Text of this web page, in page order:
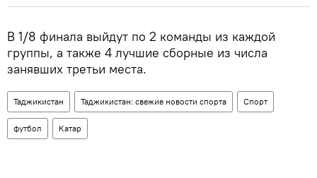
В 1/8 финала выйдут по 2 команды из каждой
группы, а также 4 лучшие сборные из числа
занявших третьи места.
Таджикистан Таджикистан: свежие новости спорта Спорт
футбол Катар